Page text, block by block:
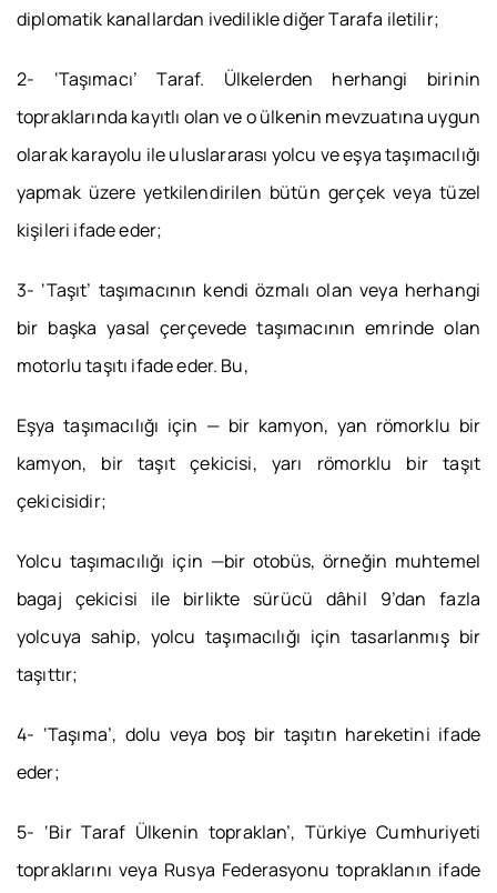
diplomatik kanallardan ivedilikle diğer Tarafa iletilir;
2- ‘Taşımacı’ Taraf. Ülkelerden herhangi birinin
topraklarında kayıtlı olan ve o ülkenin mevzuatına uygun
olarak karayolu ile uluslararası yolcu ve eşya taşımacılığı
yapmak üzere yetkilendirilen bütün gerçek veya tüzel
kişileri ifade eder;
3- ‘Taşıt’ taşımacının kendi özmalı olan veya herhangi
bir başka yasal çerçevede taşımacının emrinde olan
motorlu taşıtı ifade eder. Bu,
Eşya taşımacılığı için — bir kamyon, yan römorklu bir
kamyon, bir taşıt çekicisi, yarı römorklu bir taşıt
çekicisidir;
Yolcu taşımacılığı için —bir otobüs, örneğin muhtemel
bagaj çekicisi ile birlikte sürücü dâhil 9’dan fazla
yolcuya sahip, yolcu taşımacılığı için tasarlanmış bir
taşıttır;
4- ‘Taşıma’, dolu veya boş bir taşıtın hareketini ifade
eder;
5- ‘Bir Taraf Ülkenin topraklan’, Türkiye Cumhuriyeti
topraklarını veya Rusya Federasyonu topraklanın ifade